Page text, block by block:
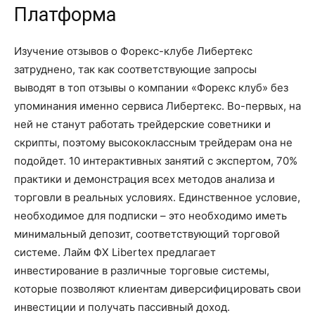
Платформа
Изучение отзывов о Форекс-клубе Либертекс
затруднено, так как соответствующие запросы
выводят в топ отзывы о компании «Форекс клуб» без
упоминания именно сервиса Либертекс. Во-первых, на
ней не станут работать трейдерские советники и
скрипты, поэтому высококлассным трейдерам она не
подойдет. 10 интерактивных занятий с экспертом, 70%
практики и демонстрация всех методов анализа и
торговли в реальных условиях. Единственное условие,
необходимое для подписки – это необходимо иметь
минимальный депозит, соответствующий торговой
системе. Лайм ФХ Libertex предлагает
инвестирование в различные торговые системы,
которые позволяют клиентам диверсифицировать свои
инвестиции и получать пассивный доход.